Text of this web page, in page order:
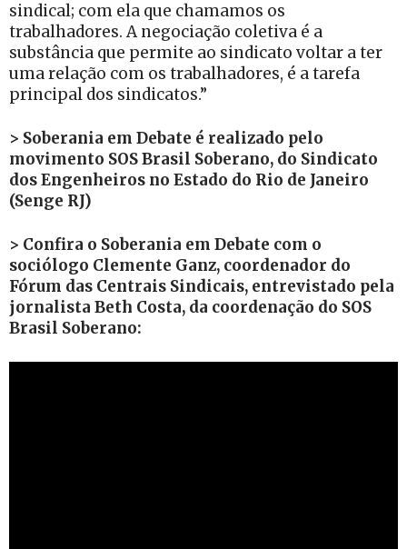
sindical; com ela que chamamos os
trabalhadores. A negociação coletiva é a
substância que permite ao sindicato voltar a ter
uma relação com os trabalhadores, é a tarefa
principal dos sindicatos.”
> Soberania em Debate é realizado pelo
movimento SOS Brasil Soberano, do Sindicato
dos Engenheiros no Estado do Rio de Janeiro
(Senge RJ)
> Confira o Soberania em Debate com o
sociólogo Clemente Ganz, coordenador do
Fórum das Centrais Sindicais, entrevistado pela
jornalista Beth Costa, da coordenação do SOS
Brasil Soberano: